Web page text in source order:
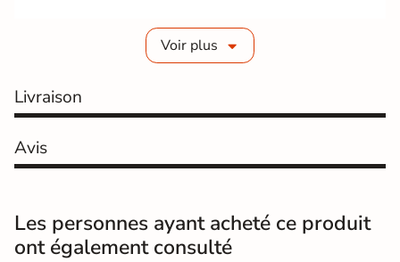
Boite
1er Choix
Pose Coller
Support
Voir plus
Livraison
Avis
Les personnes ayant acheté ce produit
ont également consulté